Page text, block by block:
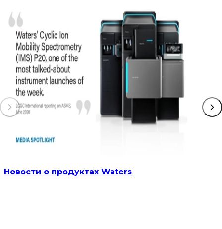
Новости о продуктах Waters